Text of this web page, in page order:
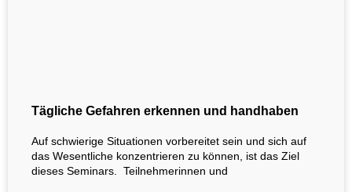
Tägliche Gefahren erkennen und handhaben
Auf schwierige Situationen vorbereitet sein und sich auf
das Wesentliche konzentrieren zu können, ist das Ziel
dieses Seminars. Teilnehmerinnen und